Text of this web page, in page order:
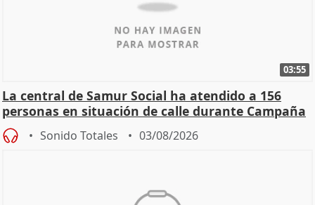
03:55
La central de Samur Social ha atendido a 156
personas en situación de calle durante Campaña
de Calor
Sonido Totales 03/08/2026